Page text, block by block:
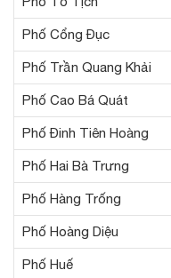
Phố Cổng Đục
Phố Trần Quang Khải
Phố Cao Bá Quát
Phố Đinh Tiên Hoàng
Phố Hai Bà Trưng
Phố Hàng Trống
Phố Hoàng Diệu
Phố Huế